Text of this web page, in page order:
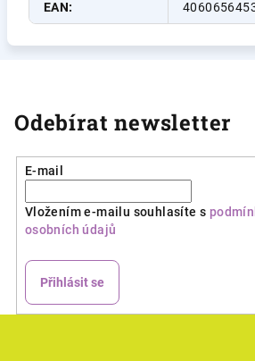
EAN:
Odebírat newsletter
E-mail
Vložením e-mailu souhlasíte s
osobních údajů
Přihlásit se